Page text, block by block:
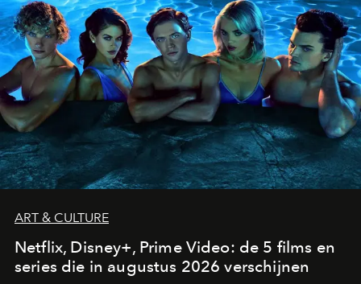
ART & CULTURE
Netflix, Disney+, Prime Video: de 5 films en
series die in augustus 2026 verschijnen